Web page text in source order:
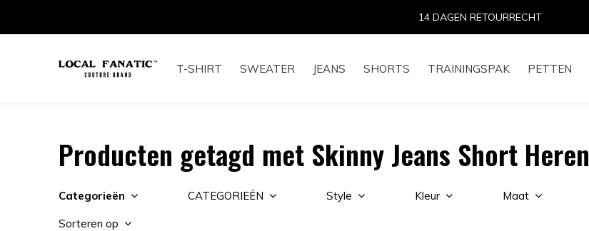
T-SHIRT SWEATER JEANS SHORTS TRAININGSPAK PETTEN
14 DAGEN RETOURRECHT
Producten getagd met Skinny Jeans Short Heren
Categorieën CATEGORIEËN Style Kleur Maat
Sorteren op